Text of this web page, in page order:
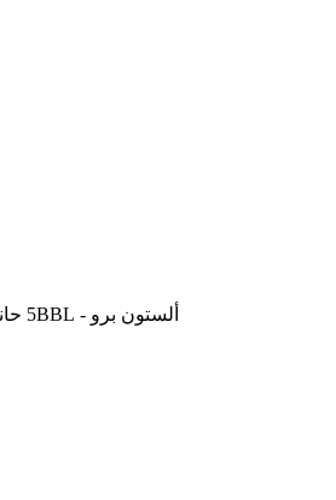
ألستون برو - 5BBL حانة بيرة